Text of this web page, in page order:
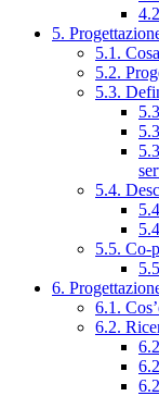
5.
5.1.
5.2.
5.3.
5.4.
5.5. Co-
6.
6.1.
6.2.